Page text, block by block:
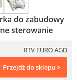
do zabudowy
sterowanie
RTV EURO AGD
Przejdź do sklepu >